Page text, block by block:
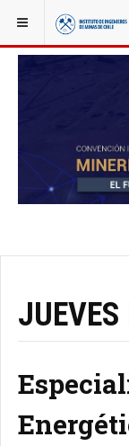
YOU ARE HERE:
JUEVES